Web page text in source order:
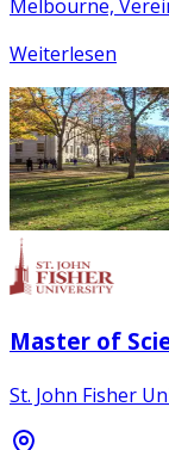
Melbourne,
Weiterlesen
Master of
St. John Fisher